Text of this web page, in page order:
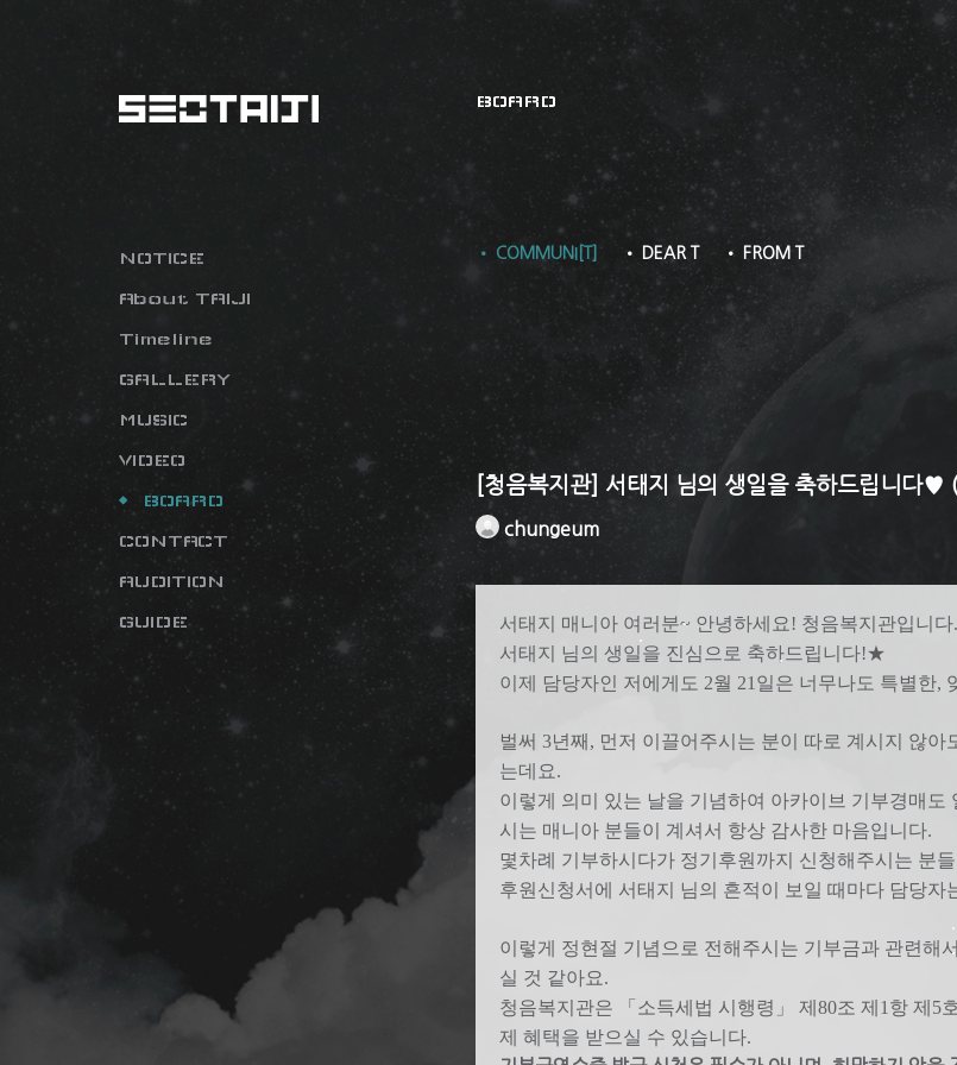
NOTICE
About TAIJI
Timeline
GALLERY
MUSIC
VIDEO
BOARD
CONTACT
AUDITION
GUIDE
BOARD
• COMMUNI[T] • DEAR T • FROM T
[청음복지관] 서태지 님의 생일을 축하드립니다♥
chungeum
서태지 매니아 여러분~ 안녕하세요! 청음복지관입니다.
서태지 님의 생일을 진심으로 축하드립니다!★
이제 담당자인 저에게도 2월 21일은 너무나도 특별한,
벌써 3년째, 먼저 이끌어주시는 분이 따로 계시지 않
는데요.
이렇게 의미 있는 날을 기념하여 아카이브 기부경매
시는 매니아 분들이 계셔서 항상 감사한 마음입니다.
몇차례 기부하시다가 정기후원까지 신청해주시는 분
후원신청서에 서태지 님의 흔적이 보일 때마다 담당자
이렇게 정현절 기념으로 전해주시는 기부금과 관련해
실 것 같아요.
청음복지관은 「소득세법 시행령 」 제80조 제1항 제5
제 혜택을 받으실 수 있습니다.